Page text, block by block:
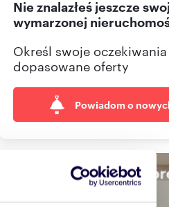
665 00 Pokaż telefon
Nie znalazłeś jeszcze
wymarzonej
Określ swoje
dopasowane oferty
Powiadom o